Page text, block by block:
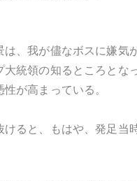
は、我が儘なボスに嫌気
大統領の知るところとな
が高まっている。
けると、もはや、発足